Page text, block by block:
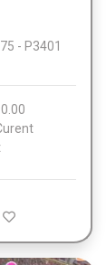
- P3401